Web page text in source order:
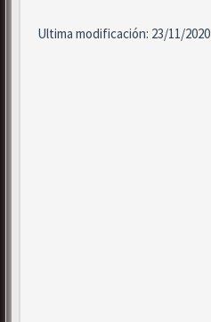
Ultima modificación: 23/11/2020